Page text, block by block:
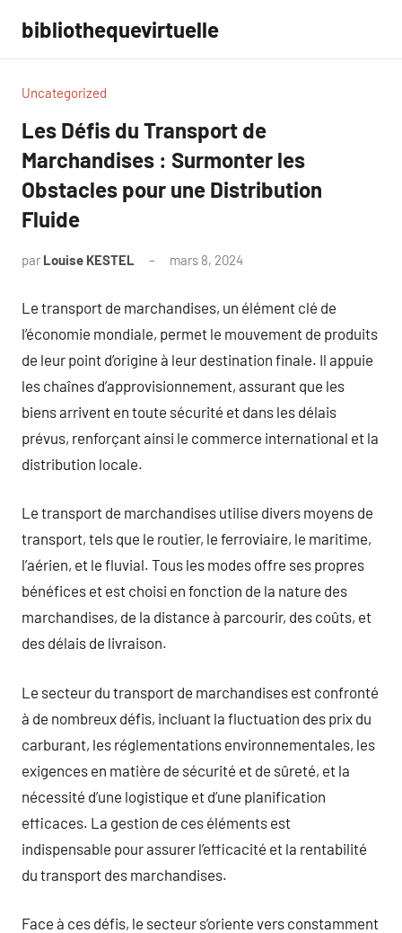
contenu
bibliothequevirtuelle
Uncategorized
Les Défis du Transport de
Marchandises : Surmonter les
Obstacles pour une Distribution
Fluide
par Louise KESTEL mars 8, 2024
Le transport de marchandises, un élément clé de
l’économie mondiale, permet le mouvement de produits
de leur point d’origine à leur destination finale. Il appuie
les chaînes d’approvisionnement, assurant que les
biens arrivent en toute sécurité et dans les délais
prévus, renforçant ainsi le commerce international et la
distribution locale.
Le transport de marchandises utilise divers moyens de
transport, tels que le routier, le ferroviaire, le maritime,
l’aérien, et le fluvial. Tous les modes offre ses propres
bénéfices et est choisi en fonction de la nature des
marchandises, de la distance à parcourir, des coûts, et
des délais de livraison.
Le secteur du transport de marchandises est confronté
à de nombreux défis, incluant la fluctuation des prix du
carburant, les réglementations environnementales, les
exigences en matière de sécurité et de sûreté, et la
nécessité d’une logistique et d’une planification
efficaces. La gestion de ces éléments est
indispensable pour assurer l’efficacité et la rentabilité
du transport des marchandises.
Face à ces défis, le secteur s’oriente vers constamment